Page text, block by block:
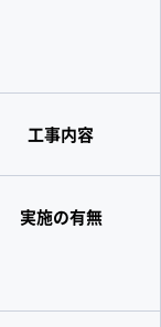
工事内容
実施の有無